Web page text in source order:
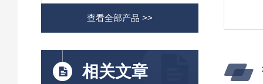
查看全部产品 >>
相关文章